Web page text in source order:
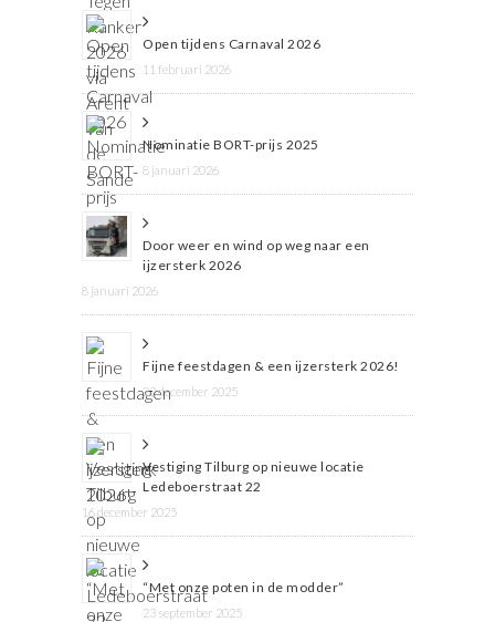
Open tijdens Carnaval 2026
11 februari 2026
Nominatie BORT-prijs 2025
8 januari 2026
Door weer en wind op weg naar een
ijzersterk 2026
8 januari 2026
Fijne feestdagen & een ijzersterk 2026!
22 december 2025
Vestiging Tilburg op nieuwe locatie
Ledeboerstraat 22
16 december 2025
“Met onze poten in de modder”
23 september 2025